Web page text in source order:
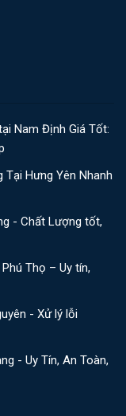
Nam Định Giá Tốt:
Tại Hưng Yên Nhanh
- Chất Lượng tốt,
Thọ – Uy tín,
- Xử lý lỗi
- Uy Tín, An Toàn,